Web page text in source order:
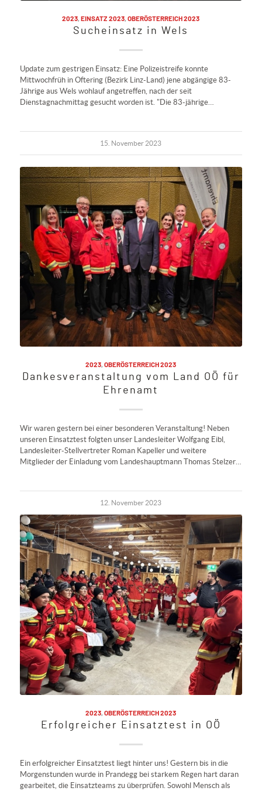
2023 ,EINSATZ 2023 ,OBERÖSTERREICH 2023
Sucheinsatz in Wels
Update zum gestrigen Einsatz: Eine Polizeistreife konnte
Mittwochfrüh in Oftering (Bezirk Linz-Land) jene abgängige 83-
Jährige aus Wels wohlauf angetreffen, nach der seit
Dienstagnachmittag gesucht worden ist. "Die 83-jährige…
15. November 2023
2023,OBERÖSTERREICH 2023
Dankesveranstaltung vom Land OÖ für
Ehrenamt
Wir waren gestern bei einer besonderen Veranstaltung! Neben
unseren Einsatztest folgten unser Landesleiter Wolfgang Eibl,
Landesleiter-Stellvertreter Roman Kapeller und weitere
Mitglieder der Einladung vom Landeshauptmann Thomas Stelzer…
12. November 2023
2023,OBERÖSTERREICH 2023
Erfolgreicher Einsatztest in OÖ
Ein erfolgreicher Einsatztest liegt hinter uns! Gestern bis in die
Morgenstunden wurde in Prandegg bei starkem Regen hart daran
gearbeitet, die Einsatzteams zu überprüfen. Sowohl Mensch als